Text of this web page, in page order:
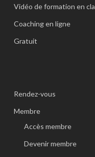
Vidéo de formation en
Coaching en ligne
Gratuit
Rendez-vous
Membre
Accès membre
Devenir membre